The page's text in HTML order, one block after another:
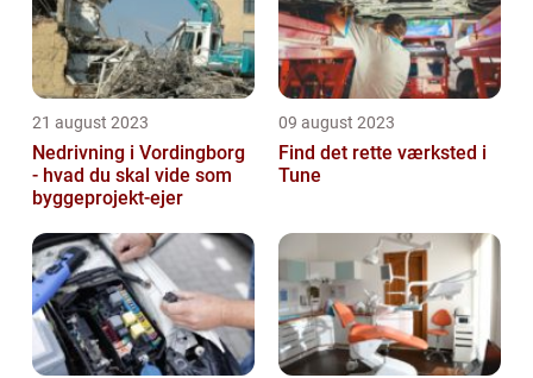
21 august 2023
Nedrivning i Vordingborg
- hvad du skal vide som
byggeprojekt-ejer
09 august 2023
Find det rette værksted i
Tune